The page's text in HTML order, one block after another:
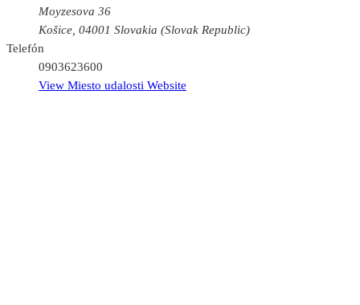
Moyzesova 36
Košice 04001 Slovakia (Slovak Republic)
Telefón
0903623600
View Miesto udalosti Website